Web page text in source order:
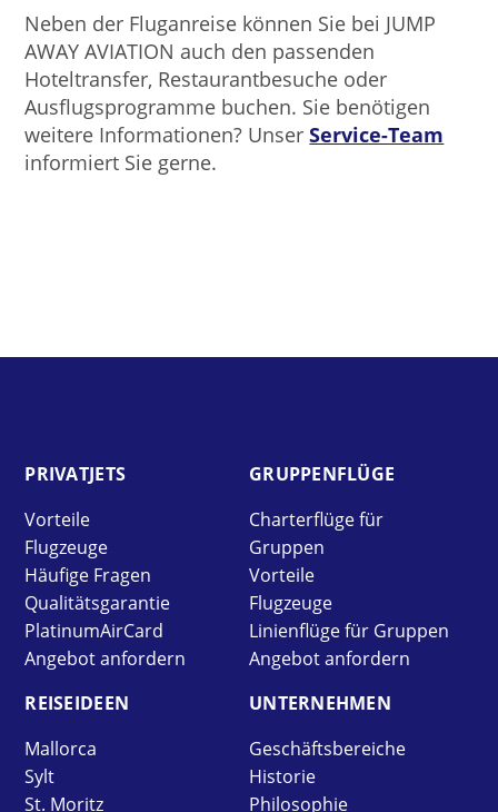
Neben der Fluganreise können Sie bei JUMP
AWAY AVIATION auch den passenden
Hoteltransfer, Restaurantbesuche oder
Ausflugsprogramme buchen. Sie benötigen
weitere Informationen? UnserService-Team
informiert Sie gerne.
PRIVAT­JETS
Vorteile
Flugzeuge
Häufige Fragen
Qualitätsgarantie
PlatinumAirCard
Angebot anfordern
GRUPPEN­FLÜGE
Charterflüge für
Gruppen
Vorteile
Flugzeuge
Linienflüge für Gruppen
Angebot anfordern
REISE­IDEEN
Mallorca
Sylt
St. Moritz
UNTER­NEHMEN
Geschäftsbereiche
Historie
Philosophie